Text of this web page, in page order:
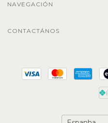
NAVEGACIÓN
CONTACTÁNOS